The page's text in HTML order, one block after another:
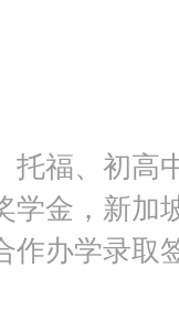
托福、初高
学金，新加
作办学录取